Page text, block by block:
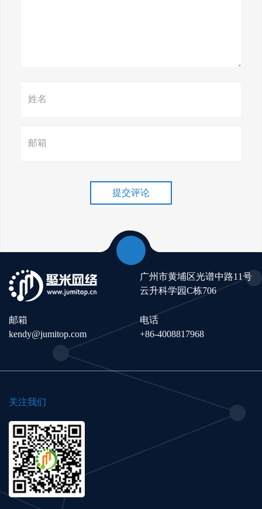
巧介绍！
提交评论
广州市黄埔区光谱中路11号
云升科学园C栋706
邮箱
kendy@jumitop.com
电话
+86-4008817968
关注我们